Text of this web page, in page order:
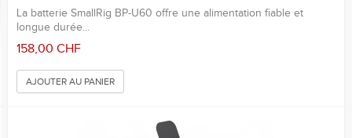
La batterie SmallRig BP-U60 offre une alimentation fiable et
longue durée...
158,00 CHF
AJOUTER AU PANIER